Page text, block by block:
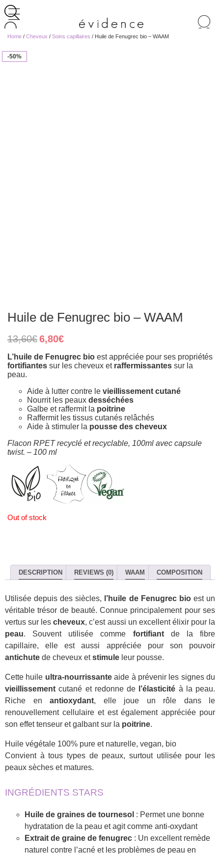
de
Home / Cheveux / Soins capillaires / Huile de Fenugrec bio – WAAM
-50%
Huile de Fenugrec bio – WAAM
13,60€ Original
price
was:
13,60€.
6,80€Current
is:
6,80€.
L’huile de Fenugrec bio est appréciée pour ses propriétés
fortifiantes sur les cheveux et raffermissantes sur la
peau.
Aide à lutter contre le vieillissement cutané
Nourrit les peaux desséchées
Galbe et raffermit la poitrine
Raffermit les tissus cutanés relâchés
Aide à stimuler la pousse des cheveux
Flacon RPET recyclé et recyclable, 100ml avec capsule
twist. – 100 ml
Out of stock
DESCRIPTION REVIEWS (0) WAAM COMPOSITION
Utilisée depuis des siècles, l’huile de Fenugrec bioest un
véritable trésor de beauté. Connue principalement pour ses
vertus sur lescheveux, c’est aussi un excellent élixir pour la
peau. Souvent utilisée comme fortifiantde la fibre
capillaire, elle est aussi appréciée pour son pouvoir
antichute de cheveux etstimule leur pousse.
Cette huile ultra-nourrissanteaide à prévenir les signes du
vieillissement cutané et redonne de l’élasticité à la peau.
Riche en antioxydant, elle joue un rôle dans le
renouvellement cellulaire et est également appréciée pour
son effet tenseur et galbant sur la poitrine.
Huile végétale 100% pure et naturelle, vegan, bio
Convient à tous types de peaux, surtout utilisée pour les
peaux sèches et matures.
INGRÉDIENTS STARS
Huile de graines de tournesol : Permet une bonne
hydratation de la peau et agit comme anti-oxydant
Extrait de graine de fenugrec : Un excellent remède
naturel contre l’acné et les problèmes de peau en